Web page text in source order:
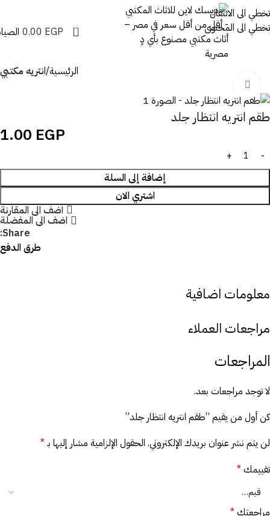
تخطي الى الانتقال
تخطي الى المحتوى
0
0.00 EGP
الرئيسية انتريه مكتبي
طقم انتريه انتظار جلد
1.00 EGP
إضافة إلى السلة
اشتري الان
اضف الى المقارنة
اضف الى المفضلة
Share:
طرق الدفع
معلومات اضافية
مراجعات العملاء
المراجعات
لا توجد مراجعات بعد.
كن أول من يقيم “طقم انتريه انتظار جلد”
لن يتم نشر عنوان بريدك الإلكتروني. الحقول الإلزامية مشار إليها بـ*
تقييمك*
مراجعتك*